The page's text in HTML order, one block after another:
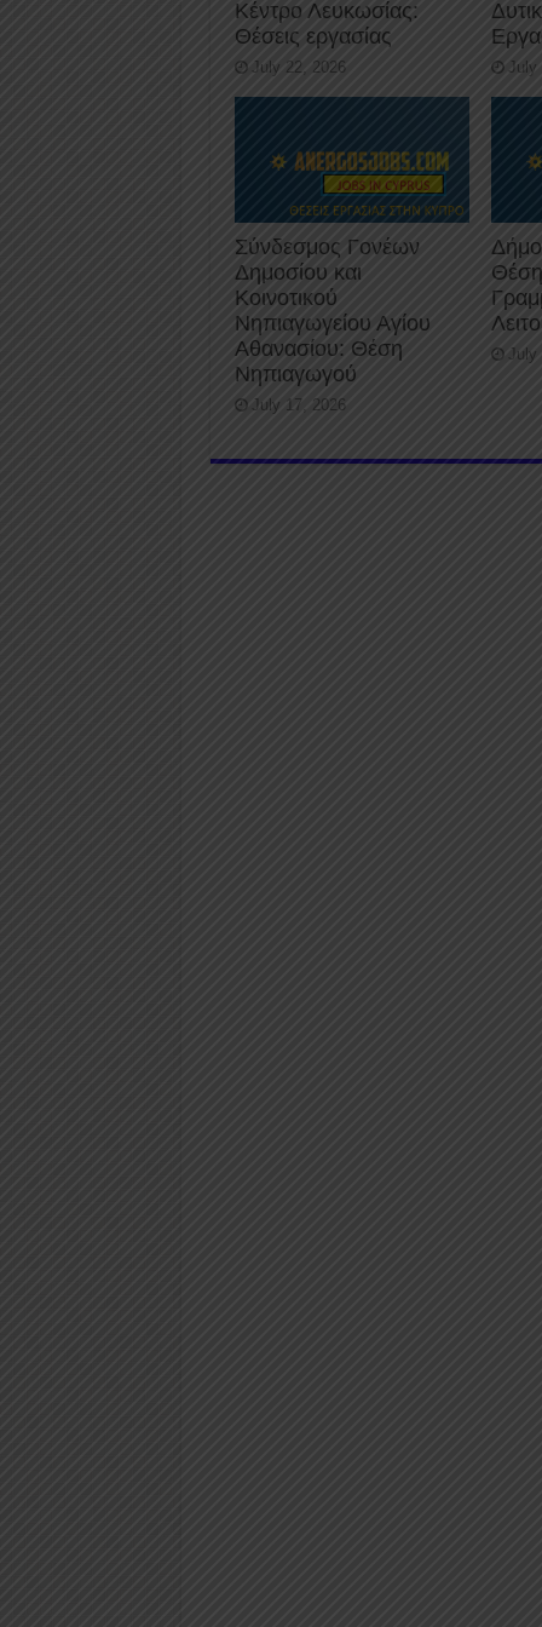
Κέντρο Λευκωσίας:
Θέσεις εργασίας
July 22, 2026 July
Σύνδεσμος Γονέων
Δημοσίου και
Κοινοτικού
Νηπιαγωγείου Αγίου
Αθανασίου: Θέση
Νηπιαγωγού
July 17, 2026
July